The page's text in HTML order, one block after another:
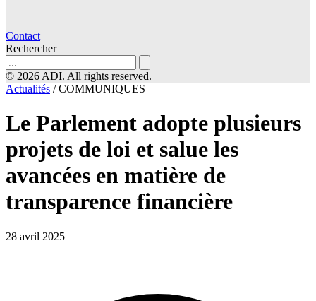
Contact
Rechercher
© 2026 ADI. All rights reserved.
Actualités / COMMUNIQUES
Le Parlement adopte plusieurs
projets de loi et salue les
avancées en matière de
transparence financière
28 avril 2025